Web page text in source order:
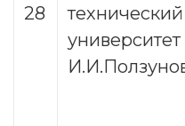
28
технический